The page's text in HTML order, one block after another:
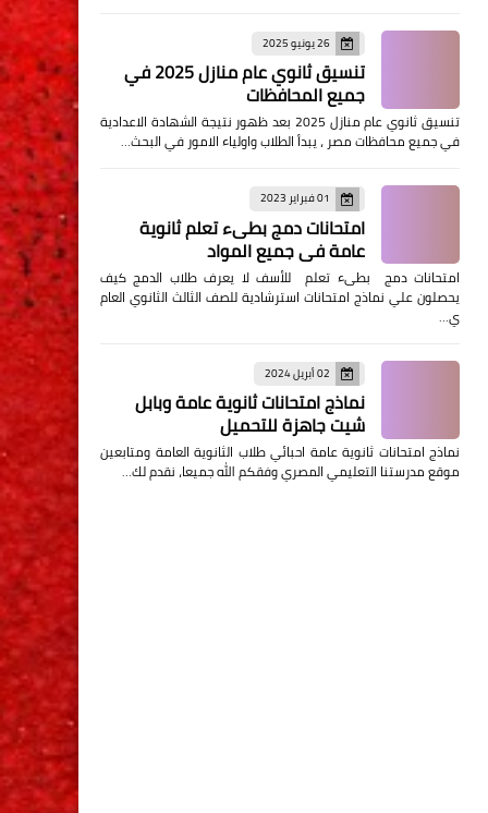
26 يونيو 2025
تنسيق ثانوي عام منازل 2025 في
جميع المحافظات
تنسيق ثانوي عام منازل 2025 بعد ظهور نتيجة الشهادة الاعدادية
في جميع محافظات مصر ، يبدأ الطلاب واولياء الامور في البحث…
01 فبراير 2023
امتحانات دمج بطىء تعلم ثانوية
عامة في جميع المواد
امتحانات دمج بطىء تعلم للأسف لا يعرف طلاب الدمج كيف
يحصلون علي نماذج امتحانات استرشادية للصف الثالث الثانوي العام
ي…
02 أبريل 2024
نماذج امتحانات ثانوية عامة وبابل
شيت جاهزة للتحميل
نماذج امتحانات ثانوية عامة احبائي طلاب الثانوية العامة ومتابعين
موقع مدرستنا التعليمي المصري وفقكم الله جميعا، نقدم لك…